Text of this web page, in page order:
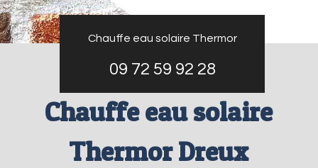
Chauffe eau solaire Thermor
09 72 59 92 28
Chauffe eau solaire
Thermor Dreux